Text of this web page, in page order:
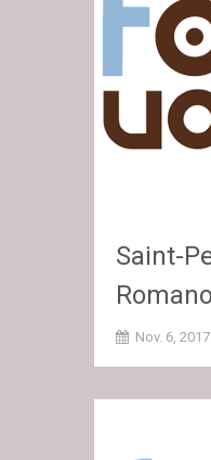
Saint-
Nov. 6, 2017